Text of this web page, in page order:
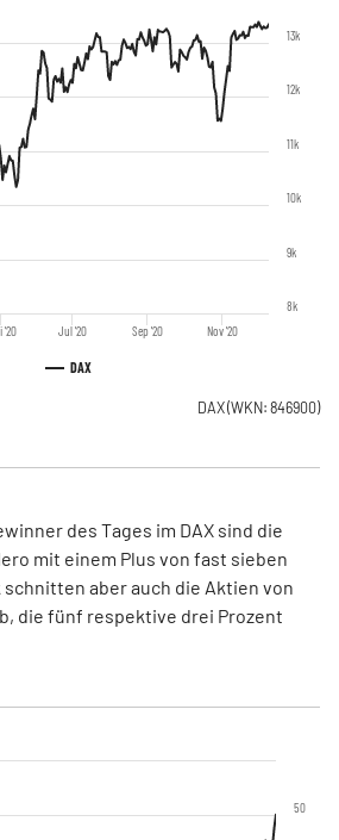
DAX
'20 Jul '20 Sep '20 Nov '20
8k
9k
10k
11k
12k
13k
DAX(WKN: 846900)
des Tages im DAX sind die
mit einem Plus von fast sieben
aber auch die Aktien von
die fünf respektive drei Prozent
50